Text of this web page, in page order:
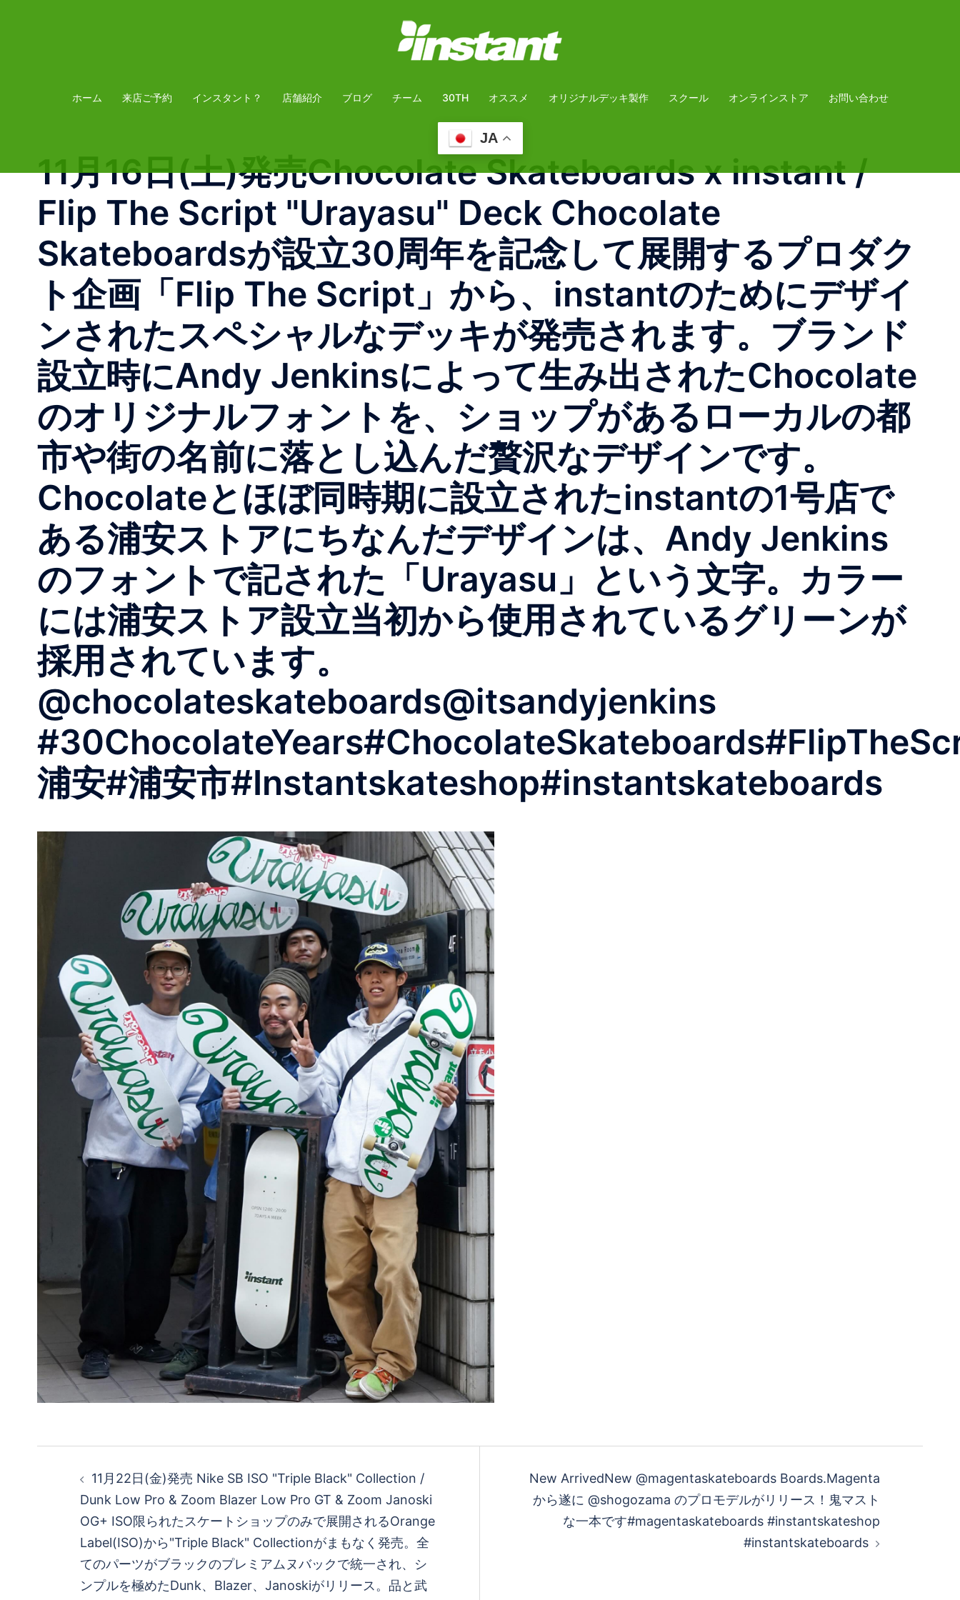
ホーム 来店ご予約 インスタント？ 店舗紹介 ブログ チーム 30TH オススメ オリジナルデッキ製作 スクール オンラインストア お問い合わせ
JA
11月16日(土)発売Chocolate Skateboards x instant /
Flip The Script "Urayasu" Deck Chocolate
Skateboardsが設立30周年を記念して展開するプロダク
ト企画「Flip The Script」から、instantのためにデザイ
ンされたスペシャルなデッキが発売されます。ブランド
設立時にAndy Jenkinsによって生み出されたChocolate
のオリジナルフォントを、ショップがあるローカルの都
市や街の名前に落とし込んだ贅沢なデザインです。
Chocolateとほぼ同時期に設立されたinstantの1号店で
ある浦安ストアにちなんだデザインは、Andy Jenkins
のフォントで記された「Urayasu」という文字。カラー
には浦安ストア設立当初から使用されているグリーンが
採用されています。
@chocolateskateboards@itsandyjenkins
浦安#浦安市#Instantskateshop#instantskateboards
11月22日(金)発売 Nike SB ISO "Triple Black" Collection /
Dunk Low Pro & Zoom Blazer Low Pro GT & Zoom Janoski
OG+ ISO限られたスケートショップのみで展開されるOrange
Label(ISO)から"Triple Black" Collectionがまもなく発売。全
てのパーツがブラックのプレミアムヌバックで統一され、シ
ンプルを極めたDunk、Blazer、Janoskiがリリース。品と武
New ArrivedNew @magentaskateboards Boards.Magenta
から遂に @shogozama のプロモデルがリリース！鬼マスト
な一本です#magentaskateboards #instantskateshop
#instantskateboards